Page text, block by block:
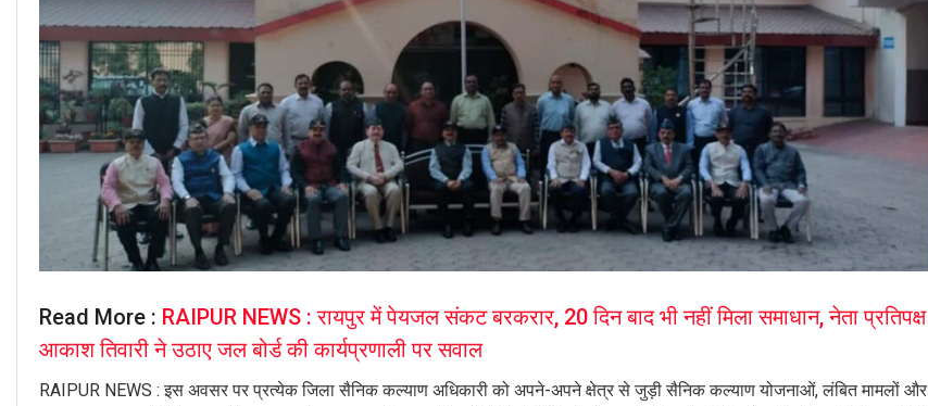
Read More : RAIPUR NEWS : रायपुर में पेयजल संकट बरकरार, 20 दिन बाद भी नहीं मिला समाधान, नेता प्रतिपक्ष
आकाश तिवारी ने उठाए जल बोर्ड की कार्यप्रणाली पर सवाल
RAIPUR NEWS : इस अवसर पर प्रत्येक जिला सैनिक कल्याण अधिकारी को अपने-अपने क्षेत्र से जुड़ी सैनिक कल्याण योजनाओं, लंबित मामलों और